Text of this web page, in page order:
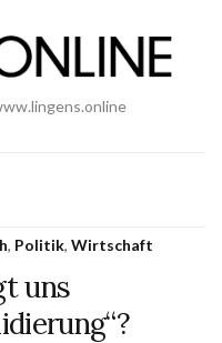
, Politik, Wirtschaft
uns